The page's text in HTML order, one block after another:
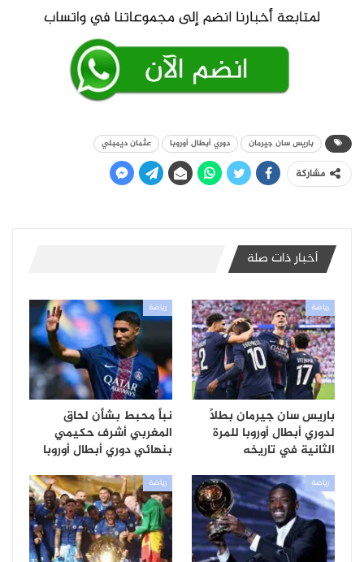
باريس سان جيرمان دوري أبطال أوروبا عثمان ديمبلي
مشاركة
أخبار ذات صلة
رياضة
باريس سان جيرمان بطلاً
لدوري أبطال أوروبا للمرة
الثانية في تاريخه
رياضة
نبأ محبط بشأن لحاق
المغربي أشرف حكيمي
بنهائي دوري أبطال أوروبا
رياضة رياضة